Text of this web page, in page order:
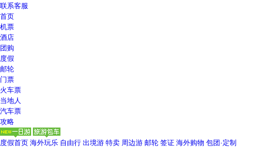
块,
按
下
Tab
键
浏
览
信
息
联系客服
首页
机票
酒店
团购
度假
邮轮
门票
火车票
当地人
汽车票
攻略
度假首页 海外玩乐 自由行 出境游 特卖 周边游 邮轮 签证 海外购物 包团·定制